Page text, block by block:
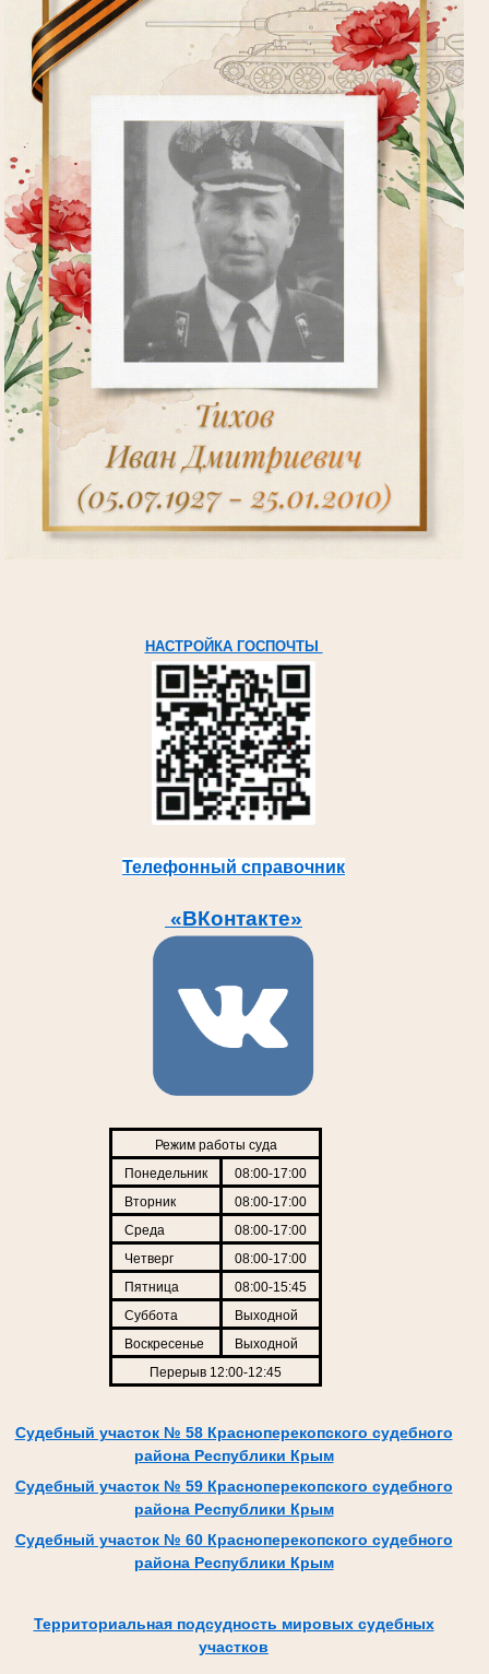
НАСТРОЙКА ГОСПОЧТЫ
Телефонный справочник
«ВКонтакте»
Режим работы суда
Понедельник
08:00-17:00
Вторник
08:00-17:00
Среда
08:00-17:00
Четверг
08:00-17:00
Пятница
08:00-15:45
Суббота
Выходной
Воскресенье
Выходной
Перерыв 12:00-12:45
Судебный участок № 58 Красноперекопского судебного
района Республики Крым
Судебный участок № 59 Красноперекопского судебного
района Республики Крым
Судебный участок № 60 Красноперекопского судебного
района Республики Крым
Территориальная подсудность мировых судебных
участков